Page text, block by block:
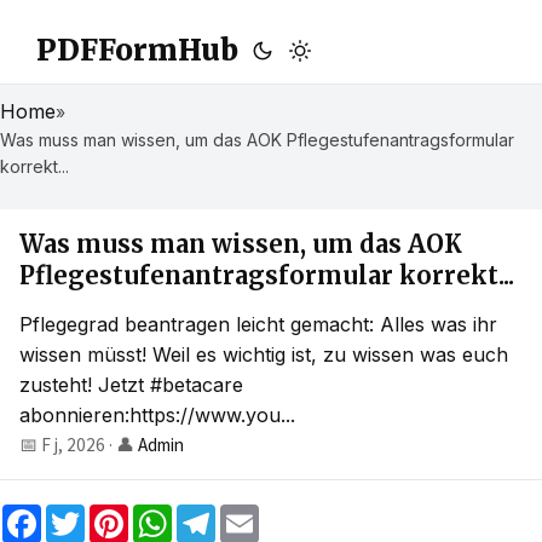
PDFFormHub
Home»
Was muss man wissen, um das AOK Pflegestufenantragsformular
korrekt...
Was muss man wissen, um das AOK
Pflegestufenantragsformular korrekt...
Pflegegrad beantragen leicht gemacht: Alles was ihr
wissen müsst! Weil es wichtig ist, zu wissen was euch
zusteht! Jetzt #betacare
abonnieren:https://www.you...
📅 F j, 2026 · 👤 Admin
F
a
T
w
P
W
h
T
e